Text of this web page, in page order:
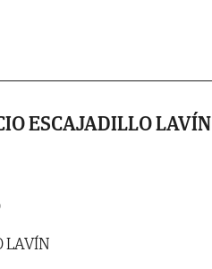
ESCAJADILLO LAVÍN
LAVÍN